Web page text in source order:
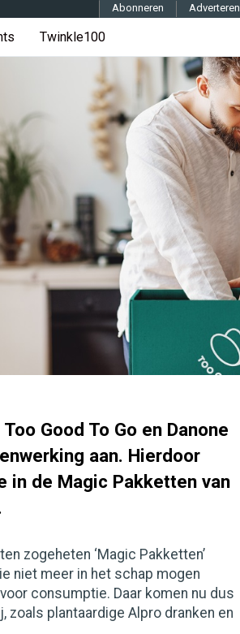
Twinkle100
Abonneren Adverteren
Good To Go en Danone
aan. Hierdoor
in de Magic Pakketten van
zogeheten ‘Magic Pakketten’
niet meer in het schap mogen
consumptie. Daar komen nu dus
zoals plantaardige Alpro dranken en